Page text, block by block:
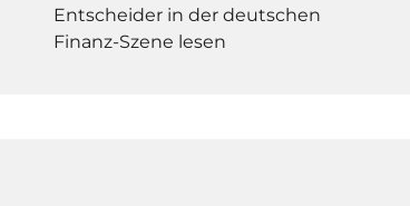
Entscheider in der deutschen
Finanz-Szene lesen